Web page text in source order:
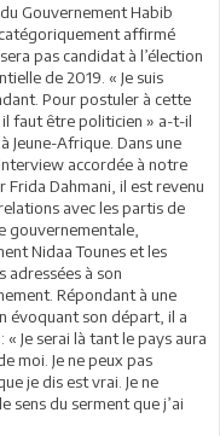
Gouvernement Habib
affirmé
pas candidat à l’élection
de 2019. « Je suis
Pour postuler à cette
il faut être politicien » a-t-il
Jeune-Afrique. Dans une
accordée à notre
Frida Dahmani, il est revenu
avec les partis de
gouvernementale,
Nidaa Tounes et les
adressées à son
Répondant à une
évoquant son départ, il a
« Je serai là tant le pays aura
moi. Je ne peux pas
je dis est vrai. Je ne
sens du serment que j’ai